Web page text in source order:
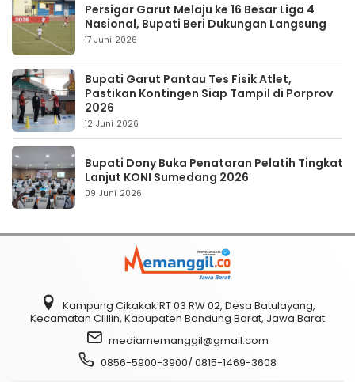
Persigar Garut Melaju ke 16 Besar Liga 4
Nasional, Bupati Beri Dukungan Langsung
17 Juni 2026
Bupati Garut Pantau Tes Fisik Atlet,
Pastikan Kontingen Siap Tampil di Porprov
2026
12 Juni 2026
Bupati Dony Buka Penataran Pelatih Tingkat
Lanjut KONI Sumedang 2026
09 Juni 2026
Kampung Cikakak RT 03 RW 02, Desa Batulayang,
Kecamatan Cililin, Kabupaten Bandung Barat, Jawa Barat
mediamemanggil@gmail.com
0856-5900-3900/ 0815-1469-3608